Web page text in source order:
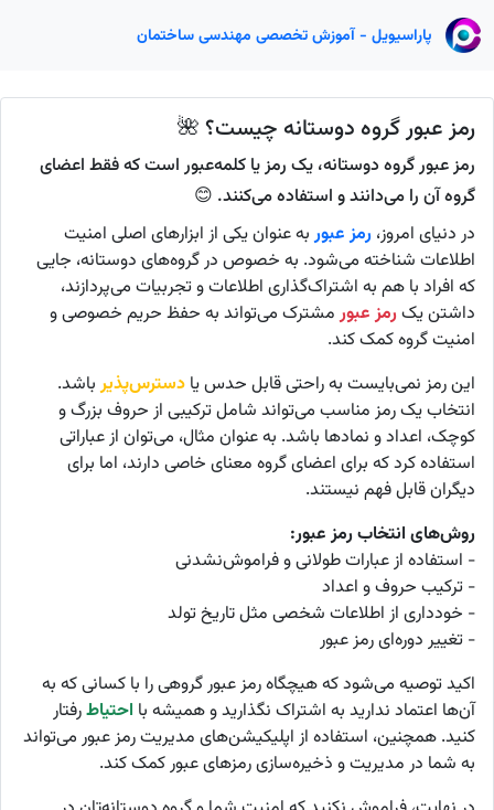
پاراسیویل - آموزش تخصصی مهندسی ساختمان
رمز عبور گروه دوستانه چیست؟ 🌺
رمز عبور گروه دوستانه، یک رمز یا کلمه‌عبور است که فقط اعضای
گروه آن را می‌دانند و استفاده می‌کنند. 😊
در دنیای امروز، رمز عبوربه عنوان یکی از ابزارهای اصلی امنیت
اطلاعات شناخته می‌شود. به خصوص در گروه‌های دوستانه، جایی
که افراد با هم به اشتراک‌گذاری اطلاعات و تجربیات می‌پردازند،
داشتن یکرمز عبورمشترک می‌تواند به حفظ حریم خصوصی و
امنیت گروه کمک کند.
این رمز نمی‌بایست به راحتی قابل حدس یا دسترس‌پذیرباشد.
انتخاب یک رمز مناسب می‌تواند شامل ترکیبی از حروف بزرگ و
کوچک، اعداد و نمادها باشد. به عنوان مثال، می‌توان از عباراتی
استفاده کرد که برای اعضای گروه معنای خاصی دارند، اما برای
دیگران قابل فهم نیستند.
روش‌های انتخاب رمز عبور:
- استفاده از عبارات طولانی و فراموش‌نشدنی
- ترکیب حروف و اعداد
- خودداری از اطلاعات شخصی مثل تاریخ تولد
- تغییر دوره‌ای رمز عبور
اکید توصیه می‌شود که هیچگاه رمز عبور گروهی را با کسانی که به
آن‌ها اعتماد ندارید به اشتراک نگذارید و همیشه با احتیاطرفتار
کنید. همچنین، استفاده از اپلیکیشن‌های مدیریت رمز عبور می‌تواند
به شما در مدیریت و ذخیره‌سازی رمزهای عبور کمک کند.